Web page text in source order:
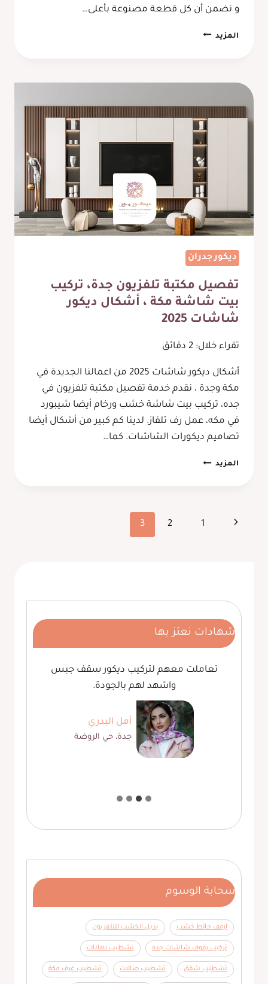
و نضمن أن كل قطعة مصنوعة بأعلى…
المزيد ورشة
–
رفوف
حائط
مكة
ديكور جدران
تفصيل مكتبة تلفزيون جدة، تركيب
بيت شاشة مكة ، أشكال ديكور
شاشات 2025
تقراء خلال: دقائق
أشكال ديكور شاشات 2025 من اعمالنا الجديدة في
مكة وجدة ، نقدم خدمة تفصيل مكتبة تلفزيون في
جده، تركيب بيت شاشة خشب ورخام أيضا شيبورد
في مكه، عمل رف تلفاز. لدينا كم كبير من أشكال أيضا
تصاميم ديكورات الشاشات. كما…
المزيد تفصيل
بيت
شاشات
تنقل
الصفحة 1
2
3
شهادات نعتز بها
تعاملت معهم لتركيب ديكور سقف جبس
واشهد لهم بالجودة.
أمل البدري
جدة، حي الروضة
سحابة الوسوم
ارفف حائط خشب بديل الخشب للتلفزيون
تركيب رفوف شاشات جده تشطيب دهانات
تشطيب شقق تشطيب صالات تشطيب غرف مكة